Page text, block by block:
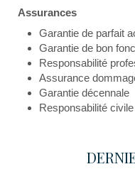
Assurances
Garantie de parfait
Garantie de bon
Responsabilité
Assurance
Garantie décennale
Responsabilité civile